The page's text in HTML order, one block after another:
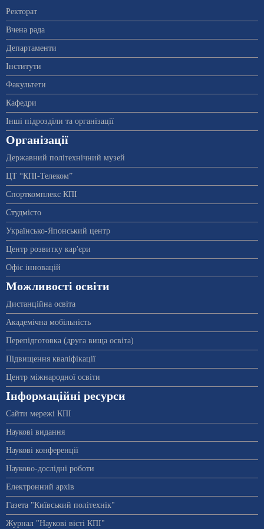
Ректорат
Вчена рада
Департаменти
Інститути
Факультети
Кафедри
Інші підрозділи та організації
Організації
Державний політехнічний музей
ЦТ “КПІ-Телеком”
Спорткомплекс КПІ
Студмісто
Українсько-Японський центр
Центр розвитку кар'єри
Офіс інновацій
Можливості освіти
Дистанційна освіта
Академічна мобільність
Перепідготовка (друга вища освіта)
Підвищення кваліфікації
Центр міжнародної освіти
Інформаційні ресурси
Сайти мережі КПІ
Наукові видання
Наукові конференції
Науково-дослідні роботи
Електронний архів
Газета "Київський політехнік"
Журнал "Наукові вісті КПІ"